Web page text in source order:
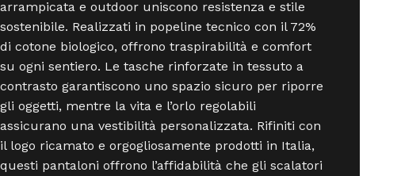
arrampicata e outdoor uniscono resistenza e stile
sostenibile. Realizzati in popeline tecnico con il 72%
di cotone biologico, offrono traspirabilità e comfort
su ogni sentiero. Le tasche rinforzate in tessuto a
contrasto garantiscono uno spazio sicuro per riporre
gli oggetti, mentre la vita e l’orlo regolabili
assicurano una vestibilità personalizzata. Rifiniti con
il logo ricamato e orgogliosamente prodotti in Italia,
questi pantaloni offrono l’affidabilità che gli scalatori